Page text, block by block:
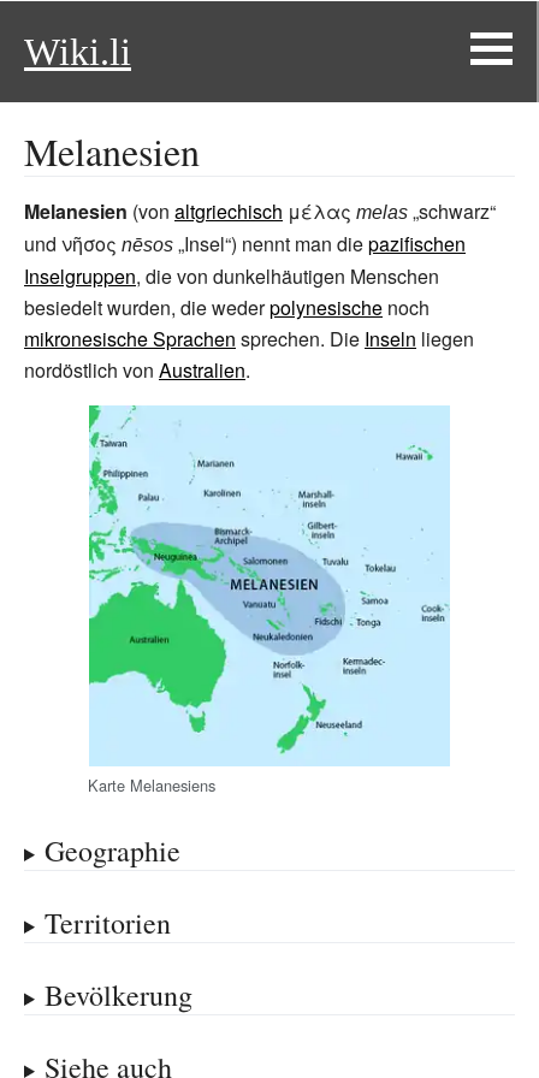
Wiki.li
Melanesien
Melanesien (von altgriechisch μέλας melas „schwarz“
und νῆσος nēsos „Insel“) nennt man diepazifischen
Inselgruppen, die von dunkelhäutigen Menschen
besiedelt wurden, die wederpolynesische noch
mikronesische Sprachen sprechen. Die Inseln liegen
nordöstlich von Australien.
Karte Melanesiens
Geographie
Territorien
Bevölkerung
Siehe auch